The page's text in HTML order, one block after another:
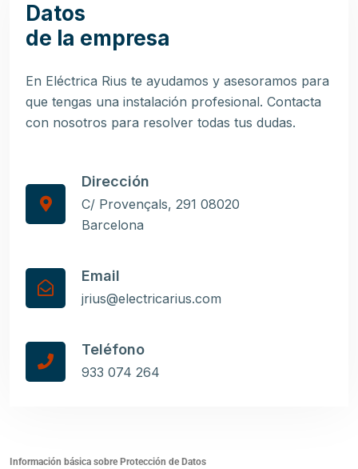
Datos
de la empresa
En Eléctrica Rius te ayudamos y asesoramos para
que tengas una instalación profesional. Contacta
con nosotros para resolver todas tus dudas.
Dirección
C/ Provençals, 291 08020
Barcelona
Email
jrius@electricarius.com
Teléfono
933 074 264
Información básica sobre Protección de Datos